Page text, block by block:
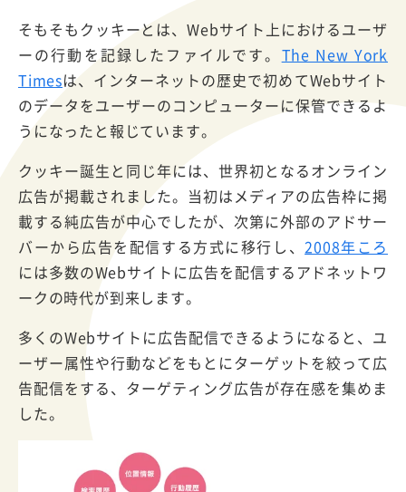
そもそもクッキーとは、Webサイト上におけるユーザ
ーの行動を記録したファイルです。 The New York
Timesは、インターネットの歴史で初めてWebサイト
のデータをユーザーのコンピューターに保管できるよ
うになったと報じています。
クッキー誕生と同じ年には、世界初となるオンライン
広告が掲載されました。当初はメディアの広告枠に掲
載する純広告が中心でしたが、次第に外部のアドサー
バーから広告を配信する方式に移行し、2008年ころ
には多数のWebサイトに広告を配信するアドネットワ
ークの時代が到来します。
多くのWebサイトに広告配信できるようになると、ユ
ーザー属性や行動などをもとにターゲットを絞って広
告配信をする、ターゲティング広告が存在感を集めま
した。